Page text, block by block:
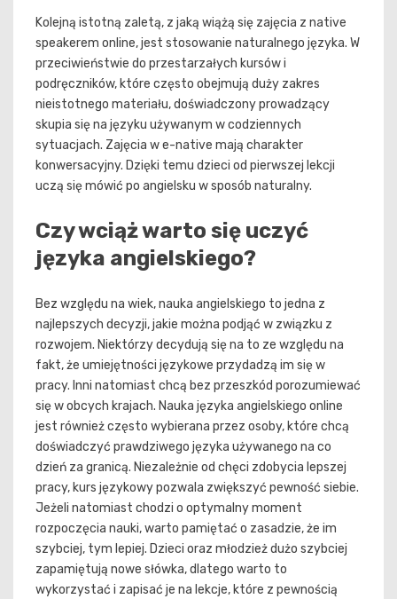
Kolejną istotną zaletą, z jaką wiążą się zajęcia z native
speakerem online, jest stosowanie naturalnego języka. W
przeciwieństwie do przestarzałych kursów i
podręczników, które często obejmują duży zakres
nieistotnego materiału, doświadczony prowadzący
skupia się na języku używanym w codziennych
sytuacjach. Zajęcia w e-native mają charakter
konwersacyjny. Dzięki temu dzieci od pierwszej lekcji
uczą się mówić po angielsku w sposób naturalny.
Czy wciąż warto się uczyć
języka angielskiego?
Bez względu na wiek, nauka angielskiego to jedna z
najlepszych decyzji, jakie można podjąć w związku z
rozwojem. Niektórzy decydują się na to ze względu na
fakt, że umiejętności językowe przydadzą im się w
pracy. Inni natomiast chcą bez przeszkód porozumiewać
się w obcych krajach. Nauka języka angielskiego online
jest również często wybierana przez osoby, które chcą
doświadczyć prawdziwego języka używanego na co
dzień za granicą. Niezależnie od chęci zdobycia lepszej
pracy, kurs językowy pozwala zwiększyć pewność siebie.
Jeżeli natomiast chodzi o optymalny moment
rozpoczęcia nauki, warto pamiętać o zasadzie, że im
szybciej, tym lepiej. Dzieci oraz młodzież dużo szybciej
zapamiętują nowe słówka, dlatego warto to
wykorzystać i zapisać je na lekcje, które z pewnością